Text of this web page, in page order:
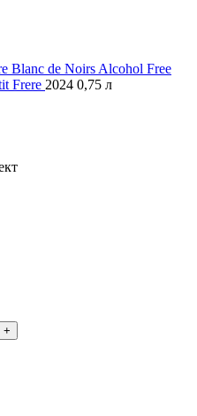
Blanc de Noirs Alcohol Free
Frere 2024 0,75 л
+